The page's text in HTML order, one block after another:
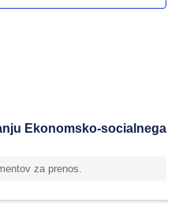
Ekonomsko-socialnega
za prenos.